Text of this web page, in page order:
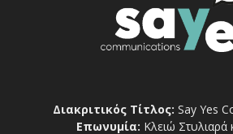
Διακριτικός Τίτλος: Say Yes
Επωνυμία: Κλειώ Στυλιαρά